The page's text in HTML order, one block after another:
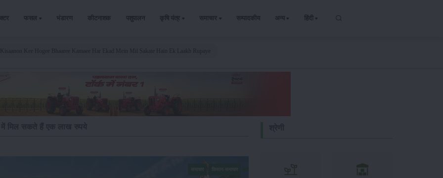
फसल भंडारण कीटनाशक पशुपालन कृषि यंत्र समाचार सम्पादकीय अन्य हिंदी